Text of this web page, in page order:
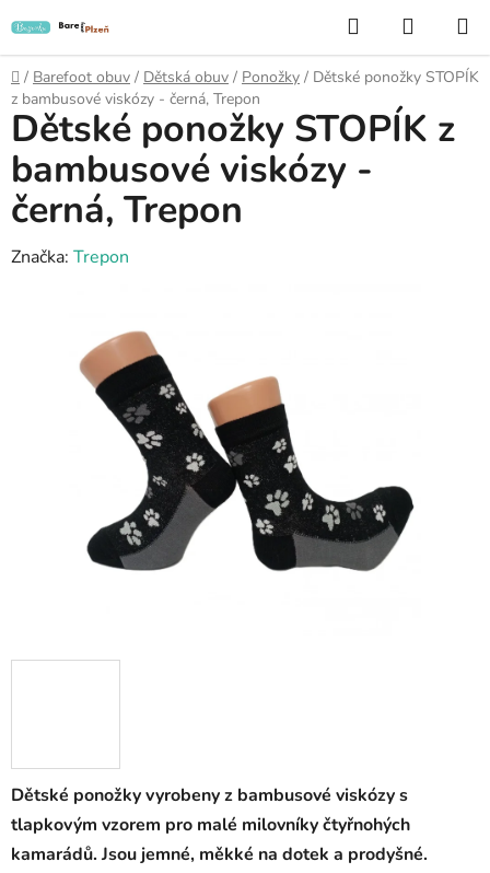
na
obsah
Hledat
KOŠÍK
Domů
/ Barefoot obuv / Dětská obuv / Ponožky / Dětské ponožky STOPÍK
z bambusové viskózy - černá, Trepon
Dětské ponožky vyrobeny z bambusové viskózy s
tlapkovým vzorem pro malé milovníky čtyřnohých
kamarádů. Jsou jemné, měkké na dotek a prodyšné.
Dětské ponožky STOPÍK z
bambusové viskózy -
černá, Trepon
Značka: Trepon